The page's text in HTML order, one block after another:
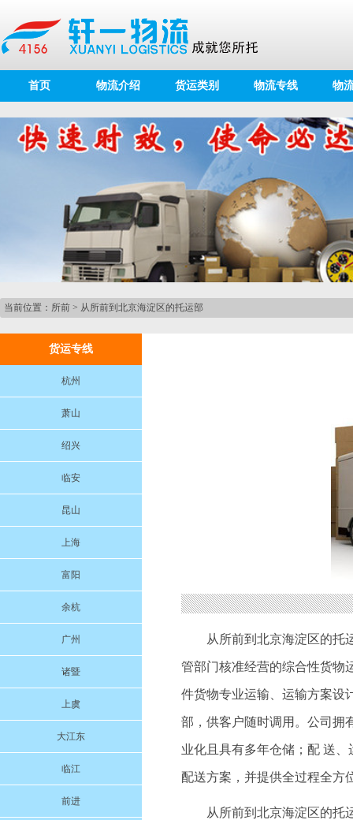
首页 物流介绍 货运类别 物流专线 物
当前位置： 所前 > 从所前到北京海淀区的托运部
货运专线
杭州
萧山
绍兴
临安
昆山
上海
富阳
余杭
广州
诸暨
上虞
大江东
临江
前进
从所前到北京海淀区的托
管部门核准经营的综合性货物
件货物专业运输、运输方案设
部，供客户随时调用。公司拥
业化且具有多年仓储；配 送
配送方案，并提供全过程全方
从所前到北京海淀区的托